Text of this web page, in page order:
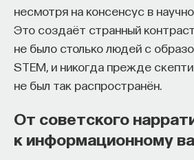
несмотря на консенсус в
Это создаёт странный
не было столько людей с
STEM, и никогда прежде
не был так распространён.
От советского
к информационному
«Мы не наказываем студентов
ИИ, потому что сам факт его
ничего не объясняет. Важно не
обратился к ИИ, а то, как
Если воспринимать ИИ просто
ресурс или способ сэкономить
чаще всего лишь снижают
нагрузку — а университет